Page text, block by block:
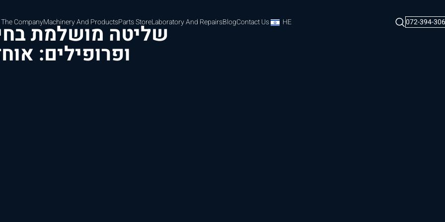
CompanyMachinery And ProductsParts StoreLaboratory And RepairsBlogContact Us HE 072-394- שליטה מושלמת
ופרופילים: